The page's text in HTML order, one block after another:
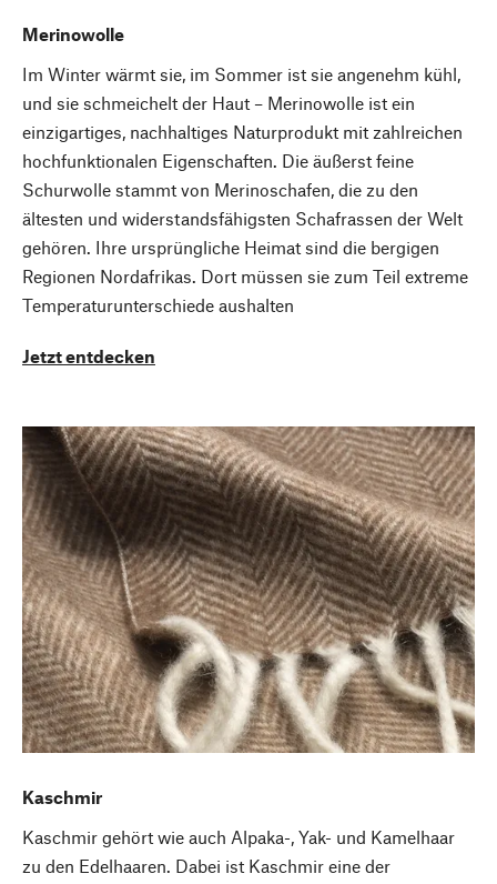
Merinowolle
Im Winter wärmt sie, im Sommer ist sie angenehm kühl,
und sie schmeichelt der Haut – Merinowolle ist ein
einzigartiges, nachhaltiges Naturprodukt mit zahlreichen
hochfunktionalen Eigenschaften. Die äußerst feine
Schurwolle stammt von Merinoschafen, die zu den
ältesten und widerstandsfähigsten Schafrassen der Welt
gehören. Ihre ursprüngliche Heimat sind die bergigen
Regionen Nordafrikas. Dort müssen sie zum Teil extreme
Temperaturunterschiede aushalten
Jetzt entdecken
Kaschmir
Kaschmir gehört wie auch Alpaka-, Yak- und Kamelhaar
zu den Edelhaaren. Dabei ist Kaschmir eine der